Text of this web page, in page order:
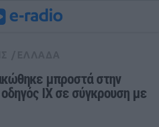
μπροστά στην
ΙΧ σε σύγκρoυση με